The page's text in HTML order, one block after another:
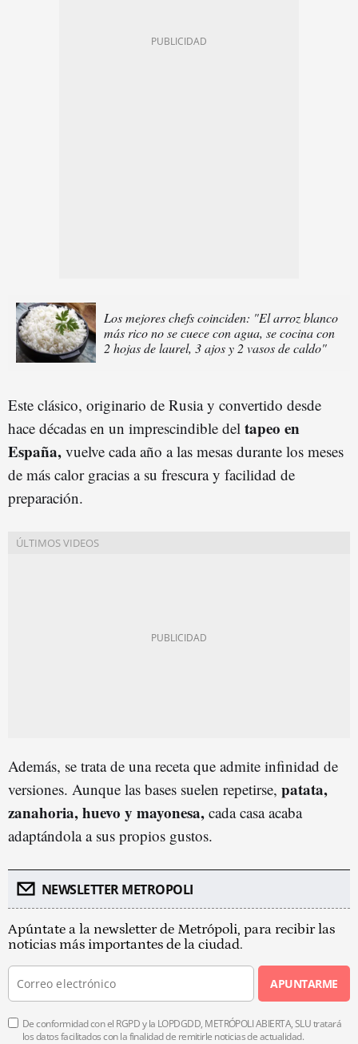
Los mejores chefs coinciden: "El arroz blanco
más rico no se cuece con agua, se cocina con
2 hojas de laurel, 3 ajos y 2 vasos de caldo"
Este clásico, originario de Rusia y convertido desde
hace décadas en un imprescindible del tapeo en
España, vuelve cada año a las mesas durante los meses
de más calor gracias a su frescura y facilidad de
preparación.
Además, se trata de una receta que admite infinidad de
versiones. Aunque las bases suelen repetirse, patata,
zanahoria, huevo y mayonesa, cada casa acaba
adaptándola a sus propios gustos.
NEWSLETTER METROPOLI
Apúntate a la newsletter de Metrópoli, para recibir las
noticias más importantes de la ciudad.
APUNTARME
De conformidad con el RGPD y la LOPDGDD, METRÓPOLI ABIERTA, SLU tratará
los datos facilitados con la finalidad de remitirle noticias de actualidad.